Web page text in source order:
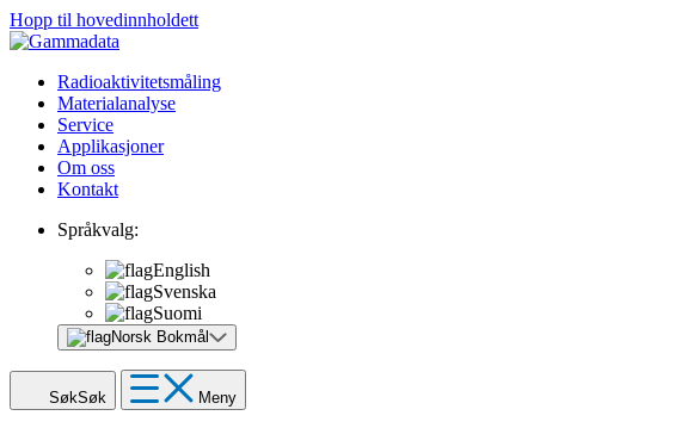
Hopp til hovedinnholdett
Radioaktivitetsmåling
Materialanalyse
Service
Applikasjoner
Om oss
Kontakt
Språkvalg:
English
Svenska
Suomi
Norsk Bokmål
SøkSøk Meny